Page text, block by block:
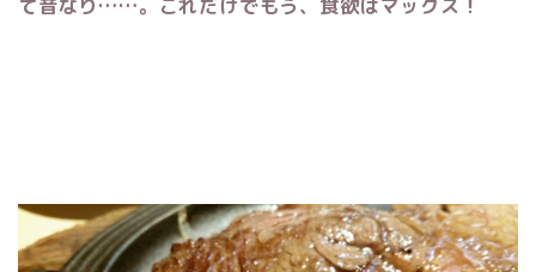
て音なり……。これだけでもう、食欲はマックス！